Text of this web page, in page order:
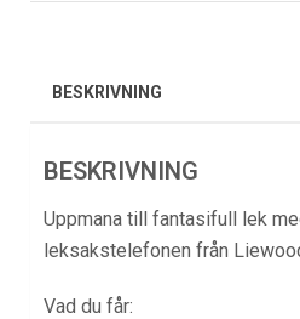
BESKRIVNING
BESKRIVNING
Uppmana till fantasifull lek
leksakstelefonen från
Vad du får: